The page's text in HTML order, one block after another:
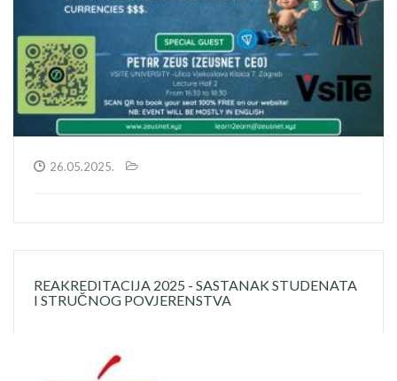
26.05.2025.
REAKREDITACIJA 2025 - SASTANAK STUDENATA
I STRUČNOG POVJERENSTVA